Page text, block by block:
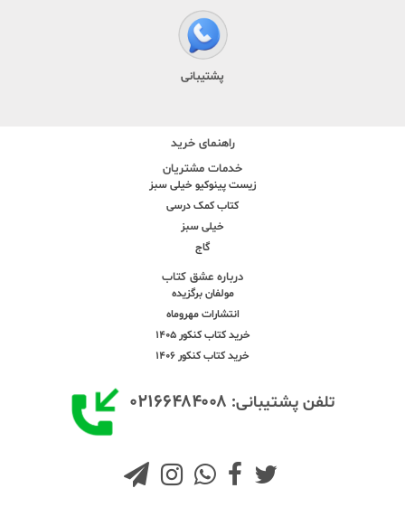
پشتیبانی
راهنمای خرید
خدمات مشتریان
زیست پینوکیو خیلی سبز
کتاب کمک درسی
خیلی سبز
گاج
درباره عشق کتاب
مولفان برگزیده
انتشارات مهروماه
خرید کتاب کنکور 1405
خرید کتاب کنکور 1406
تلفن پشتیبانی: ۰۲۱۶۶۴۸۴۰۰۸